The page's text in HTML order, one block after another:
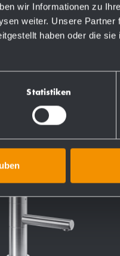
wir Informationen zu
weiter. Unsere Partner
haben oder die
Statistiken